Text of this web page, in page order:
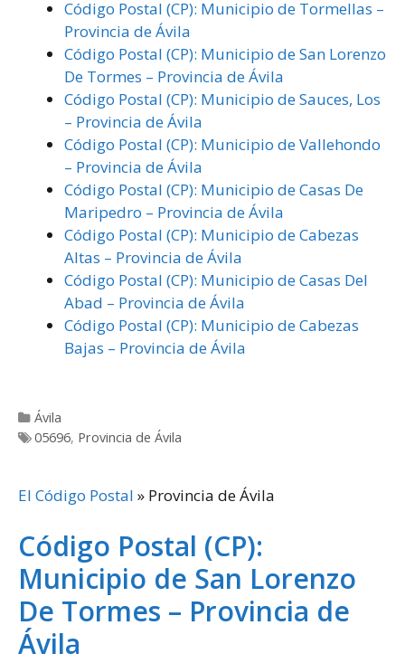
Código Postal (CP): Municipio de Tormellas –
Provincia de Ávila
Código Postal (CP): Municipio de San Lorenzo
De Tormes – Provincia de Ávila
Código Postal (CP): Municipio de Sauces, Los
– Provincia de Ávila
Código Postal (CP): Municipio de Vallehondo
– Provincia de Ávila
Código Postal (CP): Municipio de Casas De
Maripedro – Provincia de Ávila
Código Postal (CP): Municipio de Cabezas
Altas – Provincia de Ávila
Código Postal (CP): Municipio de Casas Del
Abad – Provincia de Ávila
Código Postal (CP): Municipio de Cabezas
Bajas – Provincia de Ávila
Categorías
Ávila
Etiquetas
05696, Provincia de Ávila
El Código Postal » Provincia de Ávila
Código Postal (CP):
Municipio de San Lorenzo
De Tormes – Provincia de
Ávila